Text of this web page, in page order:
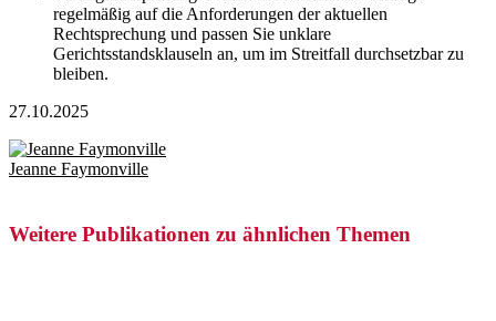
regelmäßig auf die Anforderungen der aktuellen
Rechtsprechung und passen Sie unklare
Gerichtsstandsklauseln an, um im Streitfall durchsetzbar zu
bleiben.
27.10.2025
Jeanne Faymonville
Weitere Publikationen zu ähnlichen Themen